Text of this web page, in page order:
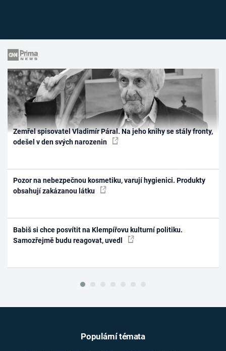
Zemřel spisovatel Vladimír Páral. Na jeho knihy se stály fronty,
odešel v den svých narozenin
Pozor na nebezpečnou kosmetiku, varují hygienici. Produkty
obsahují zakázanou látku
Babiš si chce posvítit na Klempířovu kulturní politiku.
Samozřejmě budu reagovat, uvedl
Populární témata